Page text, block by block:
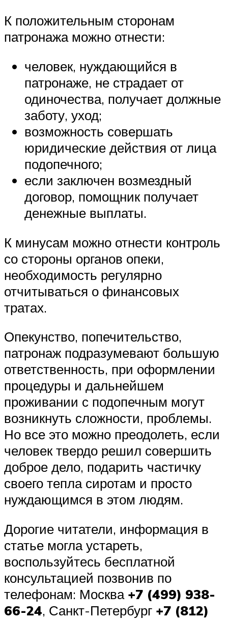
К положительным сторонам
патронажа можно отнести:
человек, нуждающийся в
патронаже, не страдает от
одиночества, получает должные
заботу, уход;
возможность совершать
юридические действия от лица
подопечного;
если заключен возмездный
договор, помощник получает
денежные выплаты.
К минусам можно отнести контроль
со стороны органов опеки,
необходимость регулярно
отчитываться о финансовых
тратах.
Опекунство, попечительство,
патронаж подразумевают большую
ответственность, при оформлении
процедуры и дальнейшем
проживании с подопечным могут
возникнуть сложности, проблемы.
Но все это можно преодолеть, если
человек твердо решил совершить
доброе дело, подарить частичку
своего тепла сиротам и просто
нуждающимся в этом людям.
Дорогие читатели, информация в
статье могла устареть,
воспользуйтесь бесплатной
консультацией позвонив по
телефонам: Москва +7 (499) 938-
66-24, Санкт-Петербург +7 (812)